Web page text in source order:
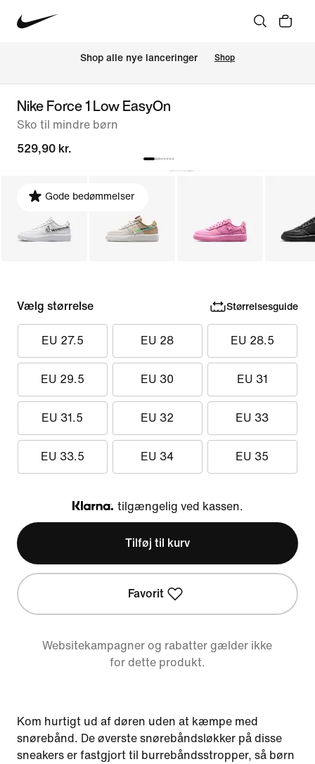
Shop alle nye lanceringer Shop
Nike Force 1 Low EasyOn
Sko til mindre børn
529,90 kr.
Gode bedømmelser
Vælg størrelse Størrelsesguide
EU 27.5 EU 28 EU 28.5
EU 29.5 EU 30 EU 31
EU 31.5 EU 32 EU 33
EU 33.5 EU 34 EU 35
Klarna
tilgængelig ved kassen.
Tilføj til kurv
Favorit
Websitekampagner og rabatter gælder ikke
for dette produkt.
Kom hurtigt ud af døren uden at kæmpe med
snørebånd. De øverste snørebåndsløkker på disse
sneakers er fastgjort til burrebåndsstropper, så børn